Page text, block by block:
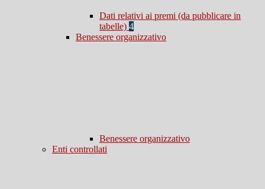
Dati relativi ai premi (da pubblicare in
tabelle) 4
Benessere organizzativo
Benessere organizzativo
Enti controllati